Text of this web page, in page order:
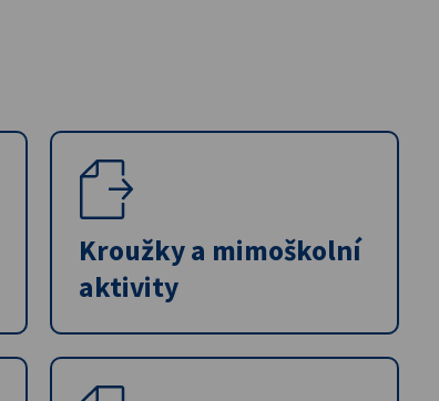
Kroužky a mimoškolní
aktivity